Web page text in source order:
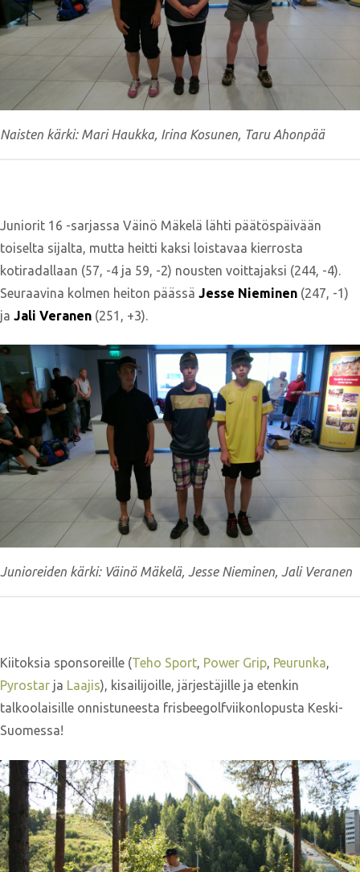
Naisten kärki: Mari Haukka, Irina Kosunen, Taru Ahonpää
Juniorit 16 -sarjassa Väinö Mäkelä lähti päätöspäivään
toiselta sijalta, mutta heitti kaksi loistavaa kierrosta
kotiradallaan (57, -4 ja 59, -2) nousten voittajaksi (244, -4).
Seuraavina kolmen heiton päässä Jesse Nieminen (247, -1)
ja Jali Veranen (251, +3).
Junioreiden kärki: Väinö Mäkelä, Jesse Nieminen, Jali Veranen
Kiitoksia sponsoreille (Teho Sport, Power Grip, Peurunka,
Pyrostar ja Laajis), kisailijoille, järjestäjille ja etenkin
talkoolaisille onnistuneesta frisbeegolfviikonlopusta Keski-
Suomessa!